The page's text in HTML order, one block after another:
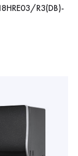
R3(DB)-